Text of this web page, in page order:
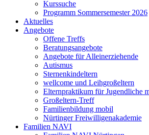
Kurssuche
Programm Sommersemester 2026
Aktuelles
Angebote
Offene Treffs
Beratungsangebote
Angebote für Alleinerziehende
Autismus
Sternenkindeltern
wellcome und Leihgroßeltern
Elternpraktikum für Jugendliche
Großeltern-Treff
Familienbildung mobil
Nürtinger Freiwilligenakademie
Familien NAVI